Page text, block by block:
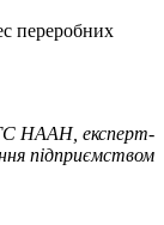
переробних
НААН, експерт-
підприємством